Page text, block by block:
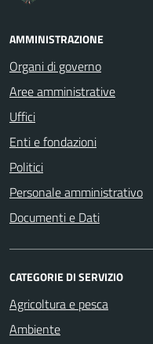
AMMINISTRAZIONE
Organi di governo
Aree amministrative
Uffici
Enti e fondazioni
Politici
Personale amministrativo
Documenti e Dati
CATEGORIE DI SERVIZIO
Agricoltura e pesca
Ambiente